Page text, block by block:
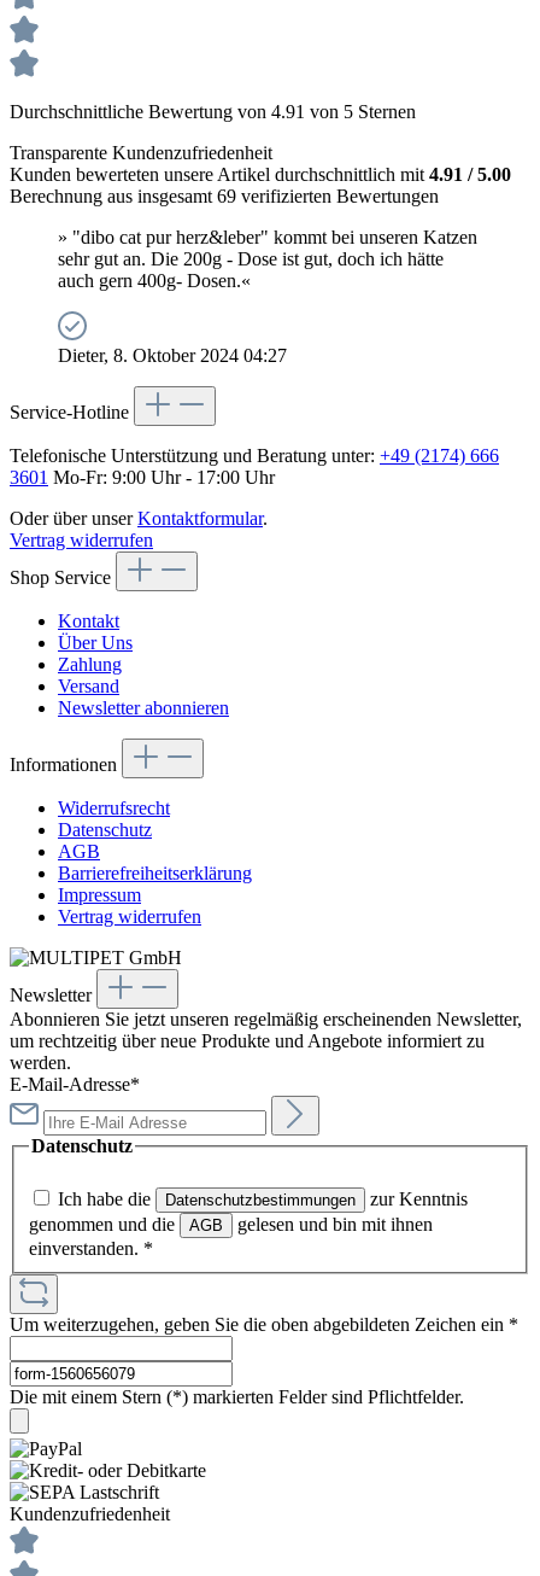
Durchschnittliche Bewertung von 4.91 von 5 Sternen
Transparente Kundenzufriedenheit
Kunden bewerteten unsere Artikel durchschnittlich mit 4.91 / 5.00
Berechnung aus insgesamt 69 verifizierten Bewertungen
» "dibo cat pur herz&leber" kommt bei unseren Katzen
sehr gut an. Die 200g - Dose ist gut, doch ich hätte
auch gern 400g- Dosen.«
Dieter, 8. Oktober 2024 04:27
Service-Hotline
Telefonische Unterstützung und Beratung unter: +49 (2174) 666
3601 Mo-Fr: 9:00 Uhr - 17:00 Uhr
Oder über unserKontaktformular.
Vertrag widerrufen
Shop Service
Kontakt
Über Uns
Zahlung
Versand
Newsletter abonnieren
Informationen
Widerrufsrecht
Datenschutz
AGB
Barrierefreiheitserklärung
Impressum
Vertrag widerrufen
Newsletter
Abonnieren Sie jetzt unseren regelmäßig erscheinenden Newsletter,
um rechtzeitig über neue Produkte und Angebote informiert zu
werden.
E-Mail-Adresse*
Datenschutz
Ich habe die Datenschutzbestimmungen
zur Kenntnis
genommen und die
AGB
gelesen und bin mit ihnen
einverstanden. *
Um weiterzugehen, geben Sie die oben abgebildeten Zeichen ein *
Die mit einem Stern (*) markierten Felder sind Pflichtfelder.
Kundenzufriedenheit